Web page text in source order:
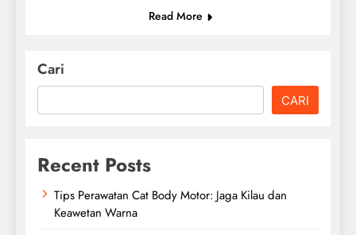
Read More
Cari
CARI
Recent Posts
Tips Perawatan Cat Body Motor: Jaga Kilau dan
Keawetan Warna